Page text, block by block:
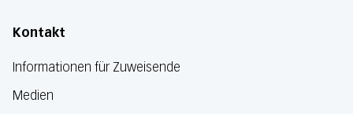
Kontakt
Informationen für Zuweisende
Medien